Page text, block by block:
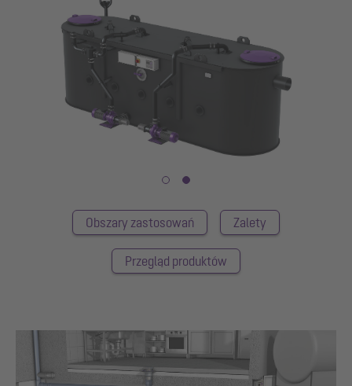
Obszary zastosowań Zalety
Przegląd produktów